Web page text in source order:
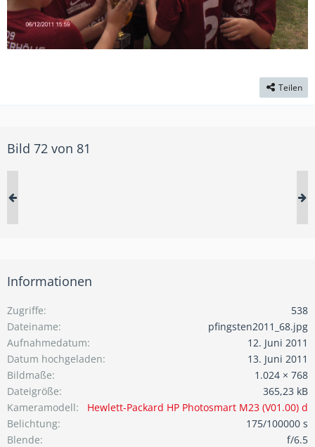
Teilen
Bild 72 von 81
Informationen
Zugriffe
538
Dateiname
pfingsten2011_68.jpg
Aufnahmedatum
12. Juni 2011
Datum hochgeladen
13. Juni 2011
Bildmaße
1.024 × 768
Dateigröße
365,23 kB
Kameramodell
Hewlett-Packard HP Photosmart M23 (V01.00) d
Belichtung
175/100000 s
Blende
f/6.5